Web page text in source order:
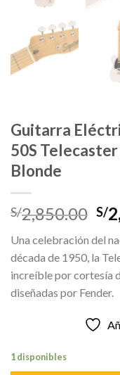
Guitarra
50S
Blonde
S/2,850.00 El
S/
S/
Una celebración del
década de 1950, la
increíble por cortesía
diseñadas por Fender.
1 disponibles